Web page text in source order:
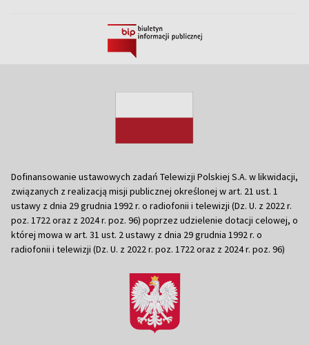
Dofinansowanie ustawowych zadań Telewizji Polskiej S.A. w likwidacji,
związanych z realizacją misji publicznej określonej w art. 21 ust. 1
ustawy z dnia 29 grudnia 1992 r. o radiofonii i telewizji (Dz. U. z 2022 r.
poz. 1722 oraz z 2024 r. poz. 96) poprzez udzielenie dotacji celowej, o
której mowa w art. 31 ust. 2 ustawy z dnia 29 grudnia 1992 r. o
radiofonii i telewizji (Dz. U. z 2022 r. poz. 1722 oraz z 2024 r. poz. 96)